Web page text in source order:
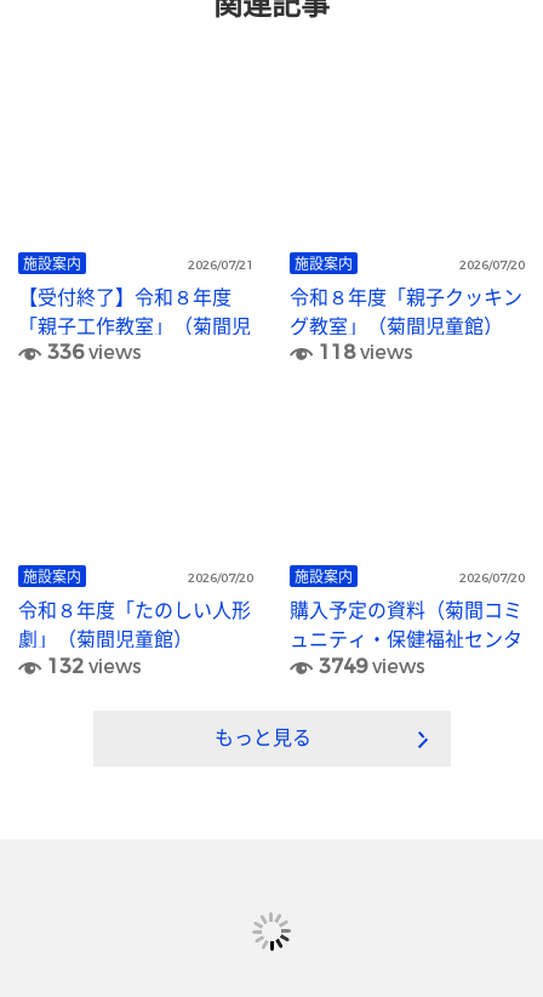
施設案内 2026/07/21
【受付終了】令和８年度
「親子工作教室」（菊間児
童館）
336views
施設案内 2026/07/20
令和８年度「親子クッキン
グ教室」（菊間児童館）
118views
施設案内 2026/07/20
令和８年度「たのしい人形
劇」（菊間児童館）
132views
施設案内 2026/07/20
購入予定の資料（菊間コミ
ュニティ・保健福祉センタ
ー図書室）
3749views
もっと見る